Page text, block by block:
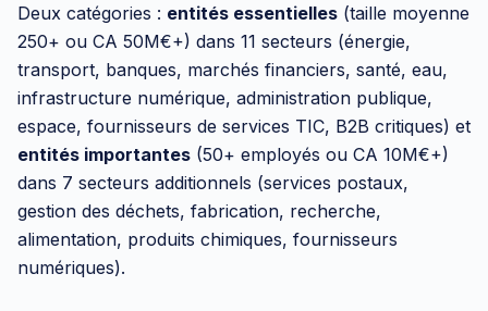
Deux catégories : entités essentielles (taille moyenne
250+ ou CA 50M€+) dans 11 secteurs (énergie,
transport, banques, marchés financiers, santé, eau,
infrastructure numérique, administration publique,
espace, fournisseurs de services TIC, B2B critiques) et
entités importantes (50+ employés ou CA 10M€+)
dans 7 secteurs additionnels (services postaux,
gestion des déchets, fabrication, recherche,
alimentation, produits chimiques, fournisseurs
numériques).